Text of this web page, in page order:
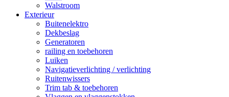
Walstroom
Exterieur
Buitenelektro
Dekbeslag
Generatoren
railing en toebehoren
Luiken
Navigatieverlichting / verlichting
Ruitenwissers
Trim tab & toebehoren